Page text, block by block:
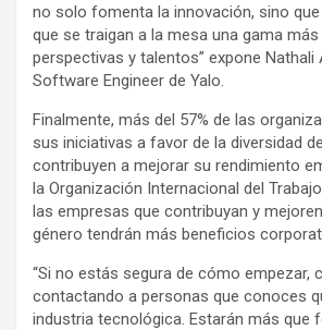
no solo fomenta la innovación, sino
que se traigan a la mesa una gama más
perspectivas y talentos” expone Nathali
Software Engineer de Yalo.
Finalmente, más del 57% de las
sus iniciativas a favor de la diversidad
contribuyen a mejorar su rendimiento
la Organización Internacional del
las empresas que contribuyan y
género tendrán más beneficios
“Si no estás segura de cómo empezar,
contactando a personas que conoces
industria tecnológica. Estarán más que